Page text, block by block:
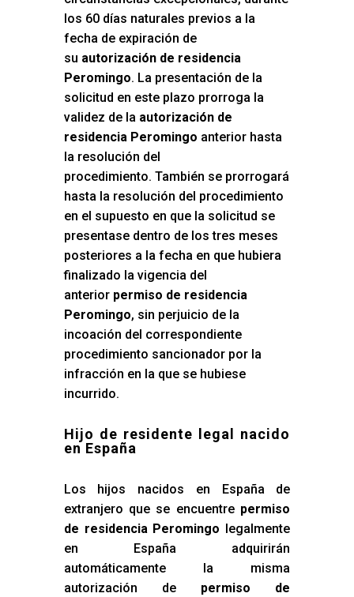
los 60 días naturales previos a la
fecha de expiración de
su autorización de residencia
Peromingo. La presentación de la
solicitud en este plazo prorroga la
validez de la autorización de
residencia Peromingo anterior hasta
la resolución del
procedimiento. También se prorrogará
hasta la resolución del procedimiento
en el supuesto en que la solicitud se
presentase dentro de los tres meses
posteriores a la fecha en que hubiera
finalizado la vigencia del
anterior permiso de residencia
Peromingo, sin perjuicio de la
incoación del correspondiente
procedimiento sancionador por la
infracción en la que se hubiese
incurrido.
Hijo de residente legal nacido
en España
Los hijos nacidos en España de
extranjero que se encuentre permiso
de residencia Peromingo legalmente
en España adquirirán
automáticamente la misma
autorización de permiso de